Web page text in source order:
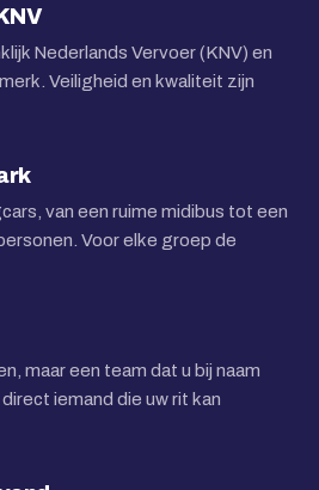
Nederlands Vervoer (KNV) en
Veiligheid en kwaliteit zijn
van een ruime midibus tot een
Voor elke groep de
maar een team dat u bij naam
iemand die uw rit kan